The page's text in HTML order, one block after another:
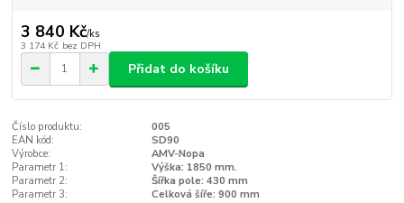
3 840 Kč/ks
3 174 Kč bez DPH
Přidat do košíku
Číslo produktu:
005
EAN kód:
SD90
Výrobce:
AMV-Nopa
Parametr 1:
Výška: 1850 mm.
Parametr 2:
Šířka pole: 430 mm
Parametr 3:
Celková šíře: 900 mm